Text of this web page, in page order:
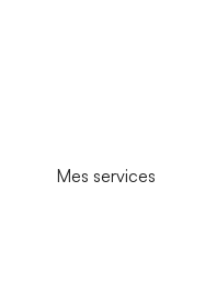
Mes services